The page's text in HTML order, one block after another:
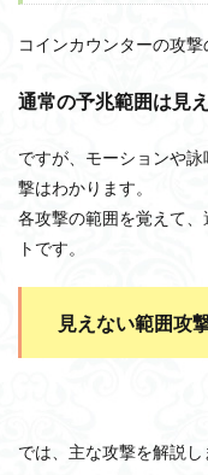
コインカウンターの攻撃
通常の予兆範囲は見え
ですが、モーションや
撃はわかります。
各攻撃の範囲を覚えて
トです。
見えない範囲攻
では、主な攻撃を解説し